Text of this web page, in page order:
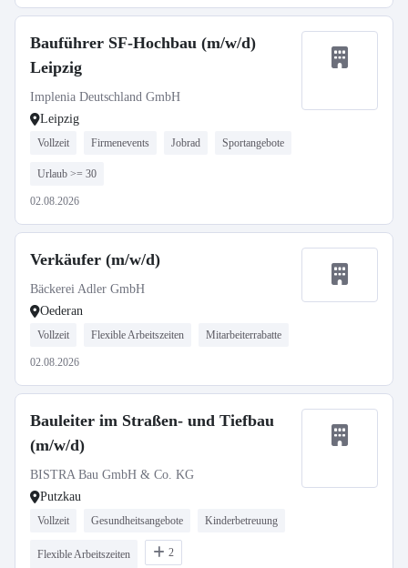
Bauführer SF-Hochbau (m/w/d)
Leipzig
Implenia Deutschland GmbH
Leipzig
Vollzeit Firmenevents Jobrad Sportangebote
Urlaub >= 30
02.08.2026
Verkäufer (m/w/d)
Bäckerei Adler GmbH
Oederan
Vollzeit Flexible Arbeitszeiten Mitarbeiterrabatte
02.08.2026
Bauleiter im Straßen- und Tiefbau
(m/w/d)
BISTRA Bau GmbH & Co. KG
Putzkau
Vollzeit Gesundheitsangebote Kinderbetreuung
Flexible Arbeitszeiten 2